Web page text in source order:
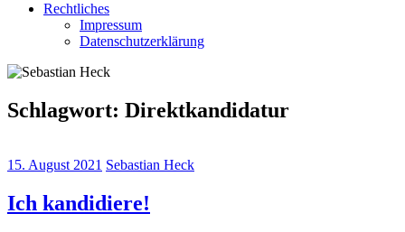
Rechtliches
Impressum
Datenschutzerklärung
Schlagwort: Direktkandidatur
15. August 2021 Sebastian Heck
Ich kandidiere!